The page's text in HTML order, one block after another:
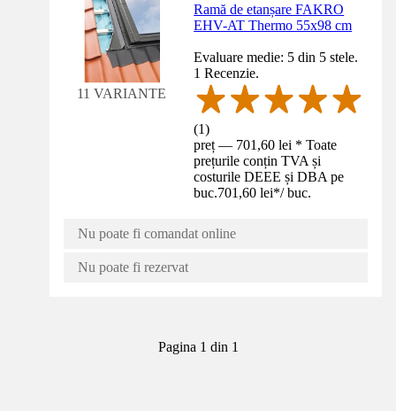
11 VARIANTE
Ramă de etanșare FAKRO
EHV-AT Thermo 55x98 cm
Evaluare medie: 5 din 5 stele.
1 Recenzie.
(1)
preț — 701,60 lei * Toate
prețurile conțin TVA și
costurile DEEE și DBA pe
buc.701,60 lei*/ buc.
Nu poate fi comandat online
Nu poate fi rezervat
Pagina 1 din 1